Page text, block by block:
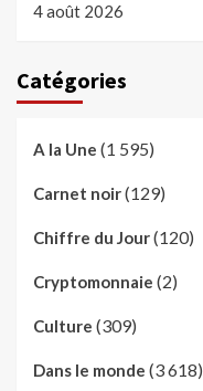
4 août 2026
Catégories
A la Une (1 595)
Carnet noir(129)
Chiffre du Jour(120)
Cryptomonnaie (2)
Culture (309)
Dans le monde (3 618)